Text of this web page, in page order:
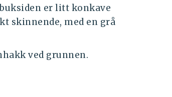
er litt konkave
skinnende, med en grå
ved grunnen.